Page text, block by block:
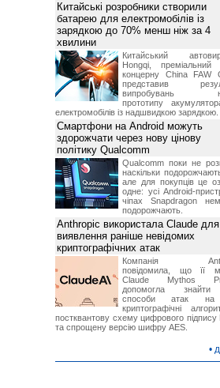
Китайські розробники створили
батарею для електромобілів із
зарядкою до 70% менш ніж за 4
хвилини
Китайський
Hongqi, преміальний
концерну China FAW
представив
випробувань
прототипу
електромобілів із надшвидкою зарядкою.
Смартфони на Android можуть
здорожчати через нову цінову
політику Qualcomm
Qualcomm поки не
наскільки
але для покупців це
одне: усі Android-
чіпах Snapdragon
подорожчають.
Anthropic використала Claude для
виявлення раніше невідомих
криптографічних атак
Компанія
повідомила, що її
Claude Mythos
допомогла знайти
способи атак
криптографічні
постквантову схему цифрового підпису
та спрощену версію шифру AES.
•